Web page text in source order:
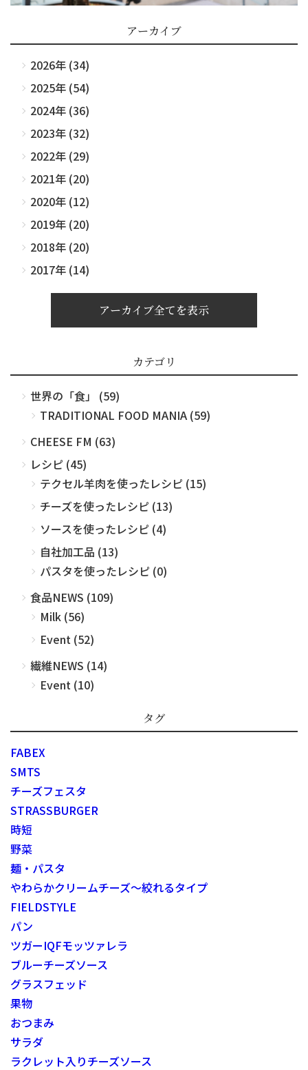
アーカイブ
2026年 (34)
2025年 (54)
2024年 (36)
2023年 (32)
2022年 (29)
2021年 (20)
2020年 (12)
2019年 (20)
2018年 (20)
2017年 (14)
アーカイブ全てを表示
カテゴリ
世界の「食」 (59)
TRADITIONAL FOOD MANIA (59)
CHEESE FM (63)
レシピ (45)
テクセル羊肉を使ったレシピ (15)
チーズを使ったレシピ (13)
ソースを使ったレシピ (4)
自社加工品 (13)
パスタを使ったレシピ (0)
食品NEWS (109)
Milk (56)
Event (52)
繊維NEWS (14)
Event (10)
タグ
FABEX
SMTS
チーズフェスタ
STRASSBURGER
時短
野菜
麺・パスタ
やわらかクリームチーズ～絞れるタイプ
FIELDSTYLE
パン
ツガーIQFモッツァレラ
ブルーチーズソース
グラスフェッド
果物
おつまみ
サラダ
ラクレット入りチーズソース